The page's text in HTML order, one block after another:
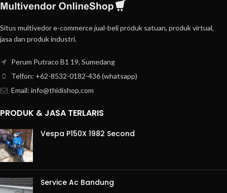
Situs multivedor e-commerce jual-beli produk satuan, produk virtual,
jasa dan produk industri.
Perum Putraco B1 19, Sumedang
Telfon: +62-8532-0182-436 (whatsapp)
Email: info@thidishop.com
PRODUK & JASA TERLARIS
Vespa P150X 1982 Second
Service Ac Bandung